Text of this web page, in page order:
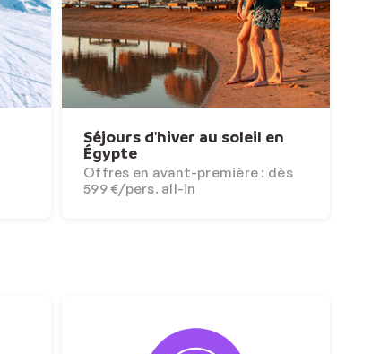
Séjours d'hiver au soleil en
Égypte
Offres en avant-première : dès
599 €/pers. all-in